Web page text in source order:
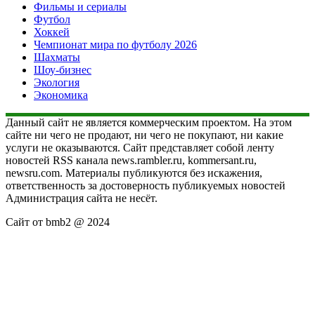
Фильмы и сериалы
Футбол
Хоккей
Чемпионат мира по футболу 2026
Шахматы
Шоу-бизнес
Экология
Экономика
Данный сайт не является коммерческим проектом. На этом
сайте ни чего не продают, ни чего не покупают, ни какие
услуги не оказываются. Сайт представляет собой ленту
новостей RSS канала news.rambler.ru, kommersant.ru,
newsru.com. Материалы публикуются без искажения,
ответственность за достоверность публикуемых новостей
Администрация сайта не несёт.
Сайт от bmb2 @ 2024